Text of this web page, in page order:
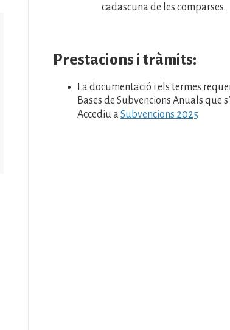
cadascuna de les comparses.
Prestacions i tràmits:
La documentació i els termes
Bases de Subvencions Anuals que
Accediu a Subvencions 2025